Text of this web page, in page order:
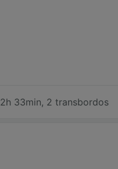
2h 33min, 2 transbordos